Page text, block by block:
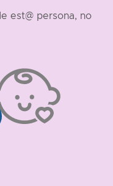
est@ persona, no